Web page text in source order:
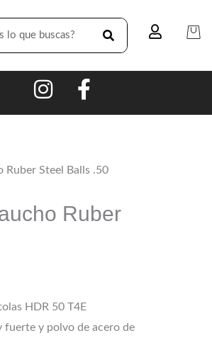
SEARCH
Steel Balls .50
Ruber
HDR 50 T4E
fuerte y polvo de acero de